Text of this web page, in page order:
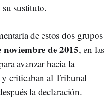
sustituto.
de estos dos grupos
de 2015, en las
avanzar hacia la
criticaban al Tribunal
la declaración.